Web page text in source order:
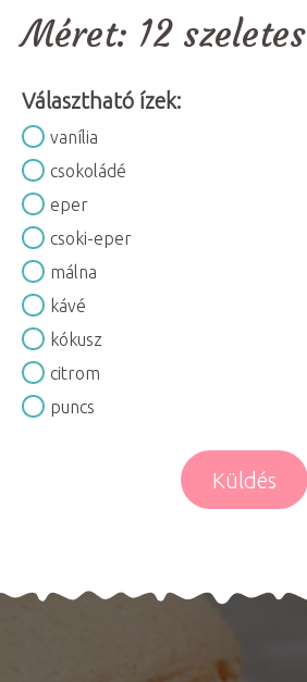
Méret: 12 szeletes
Választható ízek:
vanília
csokoládé
eper
csoki-eper
málna
kávé
kókusz
citrom
puncs
Küldés